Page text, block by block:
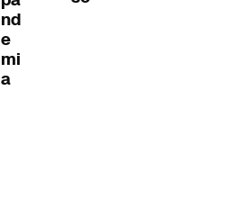
nd
e
mi
a